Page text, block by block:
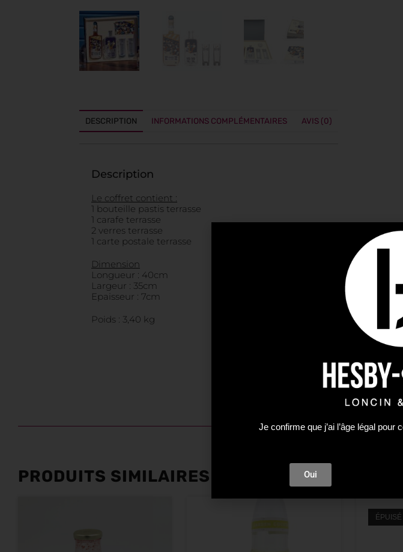
DESCRIPTION INFORMATIONS COMPLÉMENTAIRES AVIS (0)
Description
Le coffret contient :
1 bouteille pastis terrasse
1 carafe terrasse
2 verres terrasse
1 carte postale terrasse
Dimension
Longueur : 40cm
Largeur : 35cm
Epaisseur : 7cm
Poids : 3,40 kg
PRODUITS SIMILAIRES
ÉPUISÉ
Je confirme que j’ai l’âge légal
Oui